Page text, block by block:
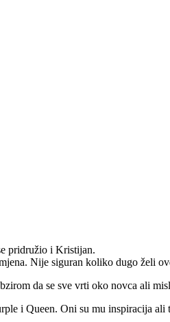
pridružio i Kristijan.
Nije siguran koliko dugo želi
da se sve vrti oko novca ali
i Queen. Oni su mu inspiracija